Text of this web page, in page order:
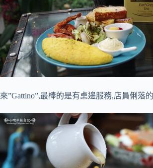
來”Gattino”,最棒的是有桌邊服務,店員俐落